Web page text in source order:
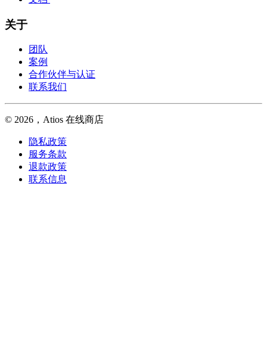
关于
团队
案例
合作伙伴与认证
联系我们
© 2026，Atios 在线商店
隐私政策
服务条款
退款政策
联系信息